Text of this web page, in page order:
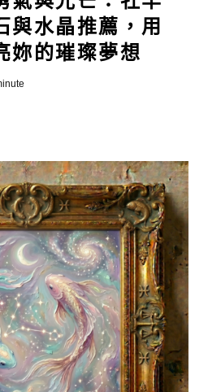
與水晶推薦，用
妳的璀璨夢想